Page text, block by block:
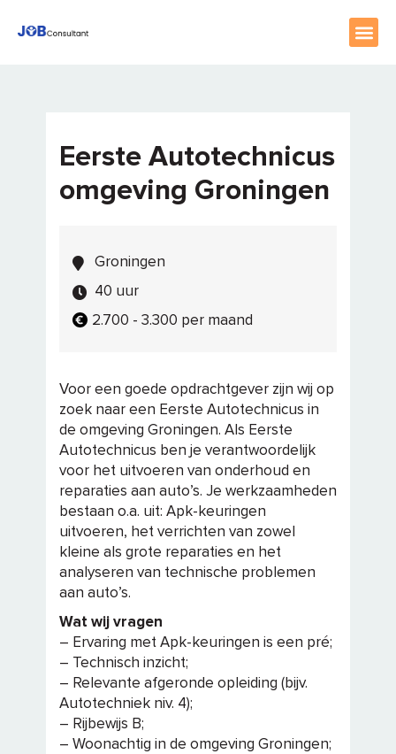
Eerste Autotechnicus
omgeving Groningen
Groningen
40 uur
2.700 - 3.300 per maand
Voor een goede opdrachtgever zijn wij op
zoek naar een Eerste Autotechnicus in
de omgeving Groningen. Als Eerste
Autotechnicus ben je verantwoordelijk
voor het uitvoeren van onderhoud en
reparaties aan auto’s. Je werkzaamheden
bestaan o.a. uit: Apk-keuringen
uitvoeren, het verrichten van zowel
kleine als grote reparaties en het
analyseren van technische problemen
aan auto’s.
Wat wij vragen
– Ervaring met Apk-keuringen is een pré;
– Technisch inzicht;
– Relevante afgeronde opleiding (bijv.
Autotechniek niv. 4);
– Rijbewijs B;
– Woonachtig in de omgeving Groningen;